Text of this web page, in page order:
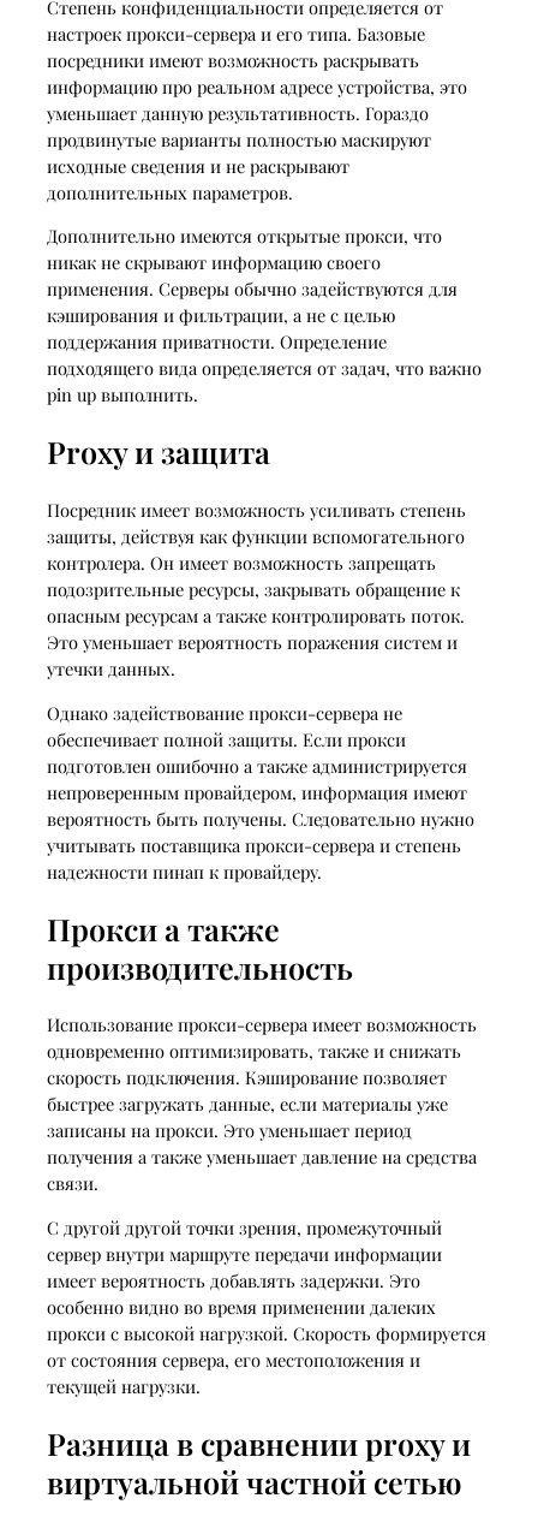
Степень конфиденциальности определяется от
настроек прокси-сервера и его типа. Базовые
посредники имеют возможность раскрывать
информацию про реальном адресе устройства, это
уменьшает данную результативность. Гораздо
продвинутые варианты полностью маскируют
исходные сведения и не раскрывают
дополнительных параметров.
Дополнительно имеются открытые прокси, что
никак не скрывают информацию своего
применения. Серверы обычно задействуются для
кэширования и фильтрации, а не с целью
поддержания приватности. Определение
подходящего вида определяется от задач, что важно
pin up выполнить.
Proxy и защита
Посредник имеет возможность усиливать степень
защиты, действуя как функции вспомогательного
контролера. Он имеет возможность запрещать
подозрительные ресурсы, закрывать обращение к
опасным ресурсам а также контролировать поток.
Это уменьшает вероятность поражения систем и
утечки данных.
Однако задействование прокси-сервера не
обеспечивает полной защиты. Если прокси
подготовлен ошибочно а также администрируется
непроверенным провайдером, информация имеют
вероятность быть получены. Следовательно нужно
учитывать поставщика прокси-сервера и степень
надежности пинап к провайдеру.
Прокси а также
производительность
Использование прокси-сервера имеет возможность
одновременно оптимизировать, также и снижать
скорость подключения. Кэширование позволяет
быстрее загружать данные, если материалы уже
записаны на прокси. Это уменьшает период
получения а также уменьшает давление на средства
связи.
С другой другой точки зрения, промежуточный
сервер внутри маршруте передачи информации
имеет вероятность добавлять задержки. Это
особенно видно во время применении далеких
прокси с высокой нагрузкой. Скорость формируется
от состояния сервера, его местоположения и
текущей нагрузки.
Разница в сравнении proxy и
виртуальной частной сетью